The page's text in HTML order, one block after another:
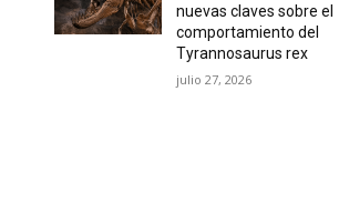
nuevas claves sobre el
comportamiento del
Tyrannosaurus rex
julio 27, 2026